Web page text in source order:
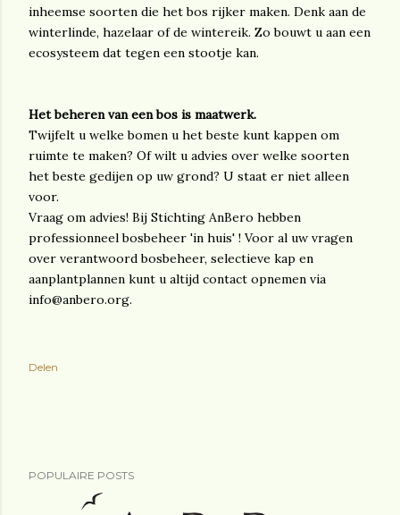
inheemse soorten die het bos rijker maken. Denk aan de
winterlinde, hazelaar of de wintereik. Zo bouwt u aan een
ecosysteem dat tegen een stootje kan.
Het beheren van een bos is maatwerk.
Twijfelt u welke bomen u het beste kunt kappen om
ruimte te maken? Of wilt u advies over welke soorten
het beste gedijen op uw grond? U staat er niet alleen
voor.
Vraag om advies! Bij Stichting AnBero hebben
professionneel bosbeheer 'in huis' ! Voor al uw vragen
over verantwoord bosbeheer, selectieve kap en
aanplantplannen kunt u altijd contact opnemen via
info@anbero.org.
Delen
POPULAIRE POSTS